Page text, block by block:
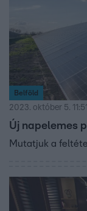
Belföld
2023. október 5. 11:51
Új napelemes
Mutatjuk a